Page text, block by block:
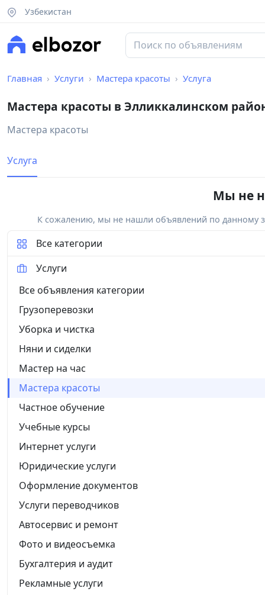
Узбекистан
Главная Услуги Мастера красоты Услуга
Мастера красоты в Элликкалинском
Мастера красоты
Услуга
Мы не
К сожалению, мы не нашли объявлений по данному
Все категории
Услуги
Все объявления категории
Грузоперевозки
Уборка и чистка
Няни и сиделки
Мастер на час
Мастера красоты
Частное обучение
Учебные курсы
Интернет услуги
Юридические услуги
Оформление документов
Услуги переводчиков
Автосервис и ремонт
Фото и видеосъемка
Бухгалтерия и аудит
Рекламные услуги